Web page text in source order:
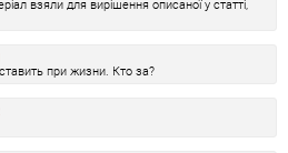
взяли для вирішення описаної у статті,
при жизни. Кто за?